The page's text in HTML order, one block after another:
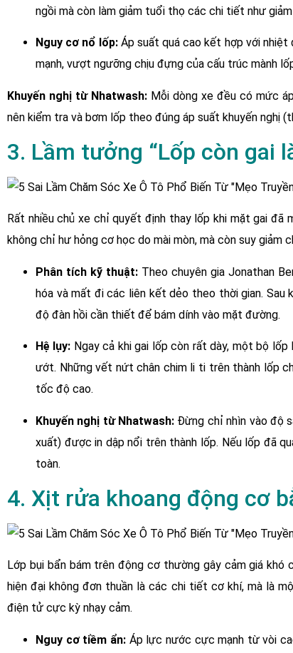
ngồi mà còn làm giảm tuổi thọ các chi tiết như
Nguy cơ nổ lốp:Áp suất quá cao kết hợp với nhiệt
mạnh, vượt ngưỡng chịu đựng của cấu trúc mành
Khuyến nghị từ Nhatwash:Mỗi dòng xe đều có mức
nên kiểm tra và bơm lốp theo đúng áp suất khuyến nghị
3. Lầm tưởng “Lốp còn gai
Rất nhiều chủ xe chỉ quyết định thay lốp khi mặt gai đã
không chỉ hư hỏng cơ học do mài mòn, mà còn suy giảm
Phân tích kỹ thuật:Theo chuyên gia Jonathan
hóa và mất đi các liên kết dẻo theo thời gian. Sau
độ đàn hồi cần thiết để bám dính vào mặt đường.
Hệ lụy: Ngay cả khi gai lốp còn rất dày, một bộ
ướt. Những vết nứt chân chim li ti trên thành lốp
tốc độ cao.
Khuyến nghị từ Nhatwash: Đừng chỉ nhìn vào độ
xuất) được in dập nổi trên thành lốp. Nếu lốp đã
toàn.
4. Xịt rửa khoang động cơ
Lớp bụi bẩn bám trên động cơ thường gây cảm giá khó
hiện đại không đơn thuần là các chi tiết cơ khí, mà là
điện tử cực kỳ nhạy cảm.
Nguy cơ tiềm ẩn:Áp lực nước cực mạnh từ vòi